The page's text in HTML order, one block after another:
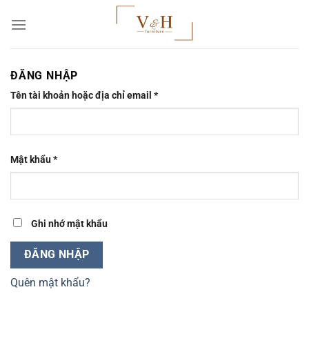
đến
ĐĂNG NHẬP
Tên tài khoản hoặc địa chỉ email *
Mật khẩu*
Ghi nhớ mật khẩu
ĐĂNG NHẬP
Quên mật khẩu?